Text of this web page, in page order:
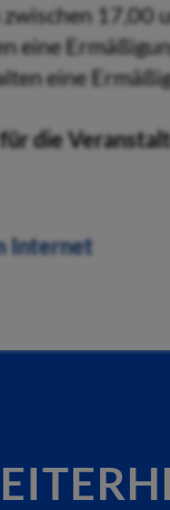
zwischen 17,00
eine
eine
die
Internet